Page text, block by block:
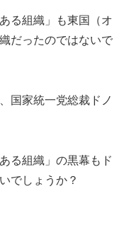
る組織」も東国（オ
だったのではないで
国家統一党総裁ドノ
る組織」の黒幕もド
でしょうか？